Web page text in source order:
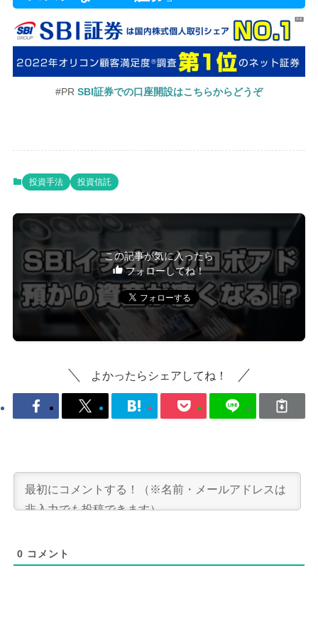
#PR SBI証券での口座開設はこちらからどうぞ
投資手法 投資信託
この記事が気に入ったら
フォローしてね！
よかったらシェアしてね！
0 コメント